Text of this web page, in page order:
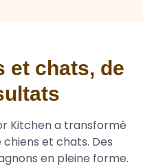
et chats, de
Kitchen a transformé
et chats. Des
en pleine forme.